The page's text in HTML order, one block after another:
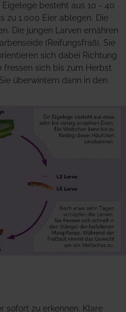
besteht aus 10 - 40
zu 1.000 Eier ablegen. Die
Die jungen Larven ernähren
(Reifungsfraß). Sie
sich dabei Richtung
fressen sich bis zum Herbst
überwintern dann in den
sofort zu erkennen. Klare